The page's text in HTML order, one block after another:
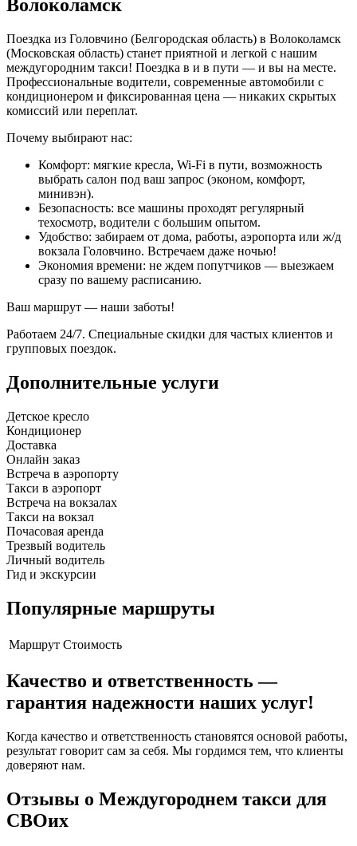
Волоколамск
Поездка из Головчино (Белгородская область) в Волоколамск
(Московская область) станет приятной и легкой с нашим
междугородним такси! Поездка в и в пути — и вы на месте.
Профессиональные водители, современные автомобили с
кондиционером и фиксированная цена — никаких скрытых
комиссий или переплат.
Почему выбирают нас:
Комфорт: мягкие кресла, Wi-Fi в пути, возможность
выбрать салон под ваш запрос (эконом, комфорт,
минивэн).
Безопасность: все машины проходят регулярный
техосмотр, водители с большим опытом.
Удобство: забираем от дома, работы, аэропорта или ж/д
вокзала Головчино. Встречаем даже ночью!
Экономия времени: не ждем попутчиков — выезжаем
сразу по вашему расписанию.
Ваш маршрут — наши заботы!
Работаем 24/7. Специальные скидки для частых клиентов и
групповых поездок.
Дополнительные услуги
Детское кресло
Кондиционер
Доставка
Онлайн заказ
Встреча в аэропорту
Такси в аэропорт
Встреча на вокзалах
Такси на вокзал
Почасовая аренда
Трезвый водитель
Личный водитель
Гид и экскурсии
Популярные маршруты
Маршрут Стоимость
Качество и ответственность —
гарантия надежности наших услуг!
Когда качество и ответственность становятся основой работы,
результат говорит сам за себя. Мы гордимся тем, что клиенты
доверяют нам.
Отзывы о Междугороднем такси для
СВОих